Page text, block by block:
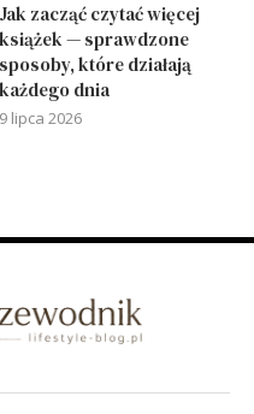
Jak zacząć czytać więcej
książek — sprawdzone
sposoby, które działają
każdego dnia
9 lipca 2026